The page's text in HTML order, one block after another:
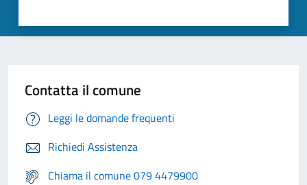
Contatta il comune
Leggi le domande frequenti
Richiedi Assistenza
Chiama il comune 079 4479900